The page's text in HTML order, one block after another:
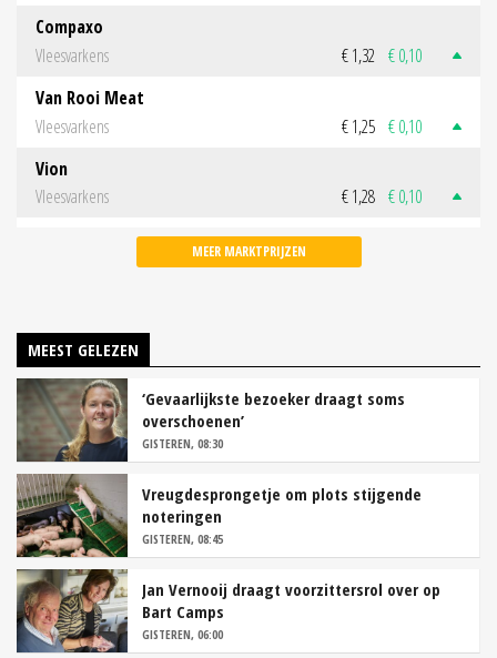
Compaxo
Vleesvarkens
€ 1,32 € 0,10
Van Rooi Meat
Vleesvarkens
€ 1,25 € 0,10
Vion
Vleesvarkens
€ 1,28 € 0,10
MEER MARKTPRIJZEN
MEEST GELEZEN
‘Gevaarlijkste bezoeker draagt soms
overschoenen’
GISTEREN, 08:30
Vreugdesprongetje om plots stijgende
noteringen
GISTEREN, 08:45
Jan Vernooij draagt voorzittersrol over op
Bart Camps
GISTEREN, 06:00